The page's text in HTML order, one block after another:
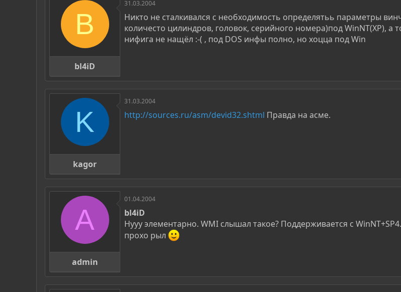
а
л
а
B
bl4iD
31.03.2004
Никто не сталкивался с необходимость определятьь параметры
количесто цилиндров, головок, серийного номера)под WinNT(XP), а
нифига не нащёл :-( , под DOS инфы полно, но хоцца под Win
K
kagor
31.03.2004
http://sources.ru/asm/devid32.shtml Правда на асме.
A
admin
01.04.2004
bl4iD
Нууу элементарно. WMI слышал такое? Поддерживается с
прохо рыл